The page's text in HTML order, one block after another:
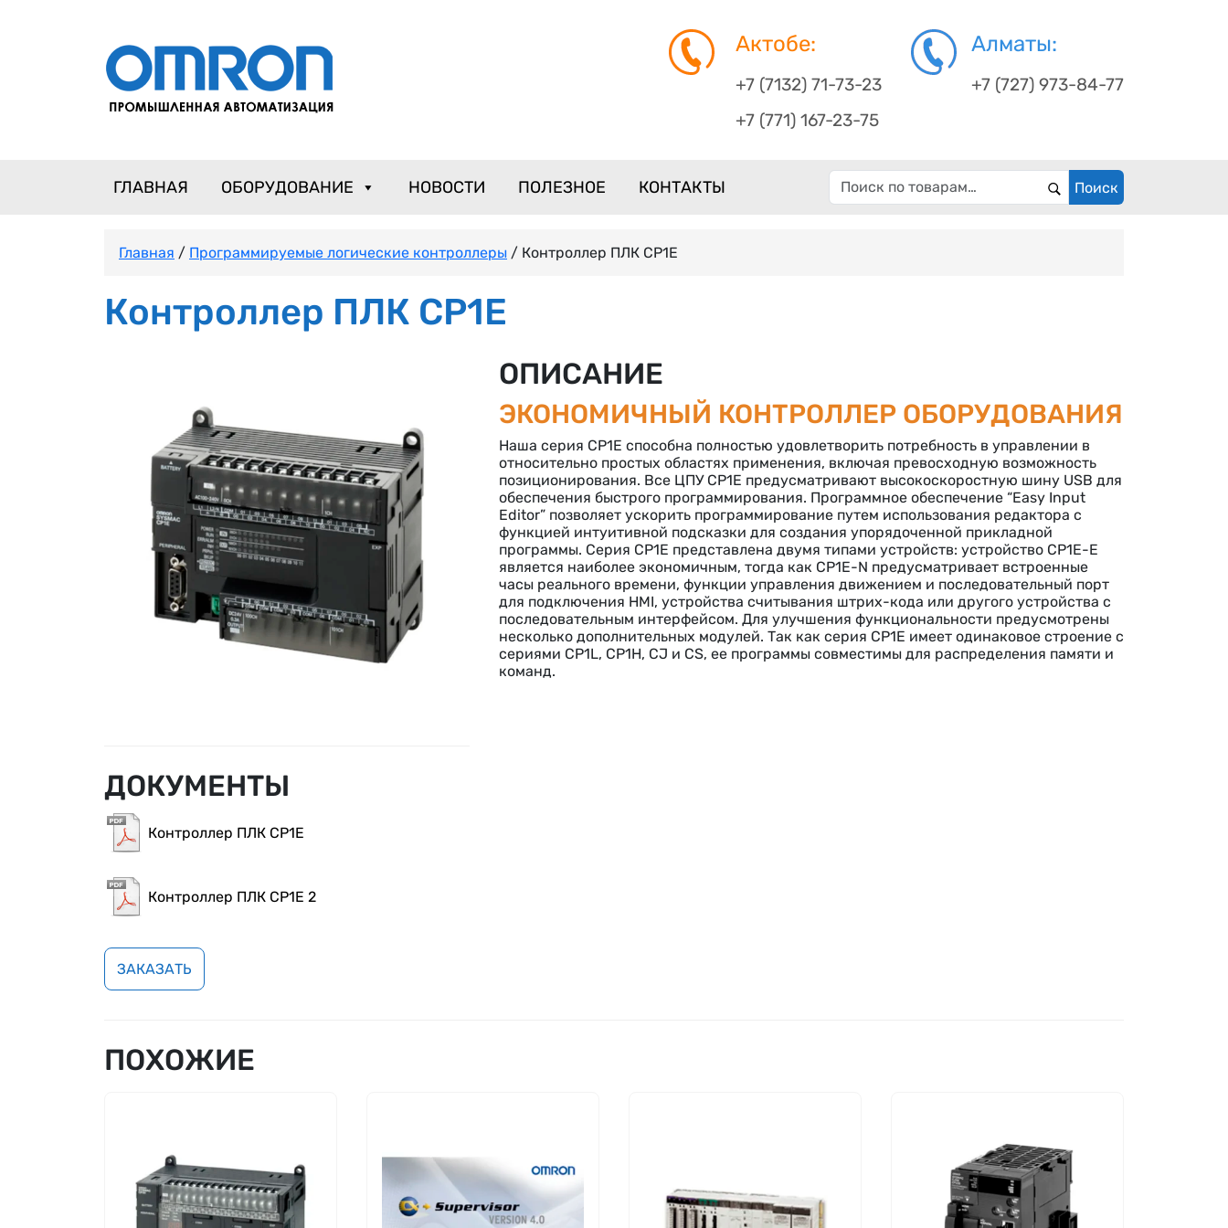
Актобе:
+7 (7132) 71-73-23
+7 (771) 167-23-75
Алматы:
+7 (727) 973-84-77
ГЛАВНАЯ ОБОРУДОВАНИЕ НОВОСТИ ПОЛЕЗНОЕ КОНТАКТЫ Искать:
Поиск
Главная / Программируемые логические контроллеры / Контроллер ПЛК CP1E
Контроллер ПЛК CP1E
ДОКУМЕНТЫ
Контроллер ПЛК CP1E
Контроллер ПЛК CP1E 2
ЗАКАЗАТЬ
ОПИСАНИЕ
ЭКОНОМИЧНЫЙ КОНТРОЛЛЕР ОБОРУДОВАНИЯ
Наша серия CP1E способна полностью удовлетворить потребность в управлении в
относительно простых областях применения, включая превосходную возможность
позиционирования. Все ЦПУ CP1E предусматривают высокоскоростную шину USB для
обеспечения быстрого программирования. Программное обеспечение “Easy Input
Editor” позволяет ускорить программирование путем использования редактора с
функцией интуитивной подсказки для создания упорядоченной прикладной
программы. Серия CP1E представлена двумя типами устройств: устройство CP1E-E
является наиболее экономичным, тогда как CP1E-N предусматривает встроенные
часы реального времени, функции управления движением и последовательный порт
для подключения HMI, устройства считывания штрих-кода или другого устройства с
последовательным интерфейсом. Для улучшения функциональности предусмотрены
несколько дополнительных модулей. Так как серия CP1E имеет одинаковое строение с
сериями CP1L, CP1H, CJ и CS, ее программы совместимы для распределения памяти и
команд.
ПОХОЖИЕ